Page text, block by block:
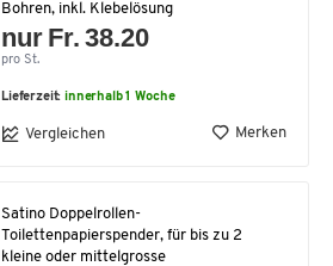
Bohren, inkl. Klebelösung
nur Fr. 38.20
pro St.
Lieferzeit:innerhalb 1 Woche
Vergleichen Merken
Satino Doppelrollen-
Toilettenpapierspender, für bis zu 2
kleine oder mittelgrosse